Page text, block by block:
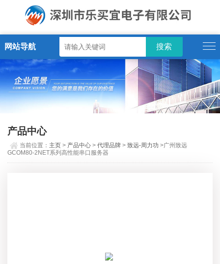
网站导航
产品中心
当前位置： 主页 > 产品中心 >代理品牌 >致远-周力功 >广州致远
GCOM80-2NET系列高性能串口服务器